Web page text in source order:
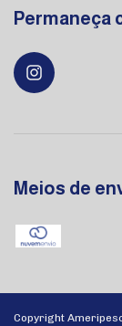
Permaneça
Meios de
Copyright